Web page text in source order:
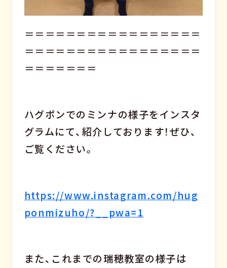
＝＝＝＝＝＝＝＝＝＝＝＝＝＝＝＝＝
＝＝＝＝＝＝＝＝＝＝＝＝＝＝＝＝＝
＝＝＝＝＝＝＝
ハグポンでのミンナの様子をインスタ
グラムにて、紹介しております！ぜひ、
ご覧ください。
https://www.instagram.com/hug
ponmizuho/?__pwa=1
また、これまでの瑞穂教室の様子は